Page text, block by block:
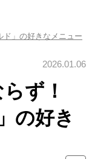
ド」の好きなメニュー
2026.01.06
ず！
の好き